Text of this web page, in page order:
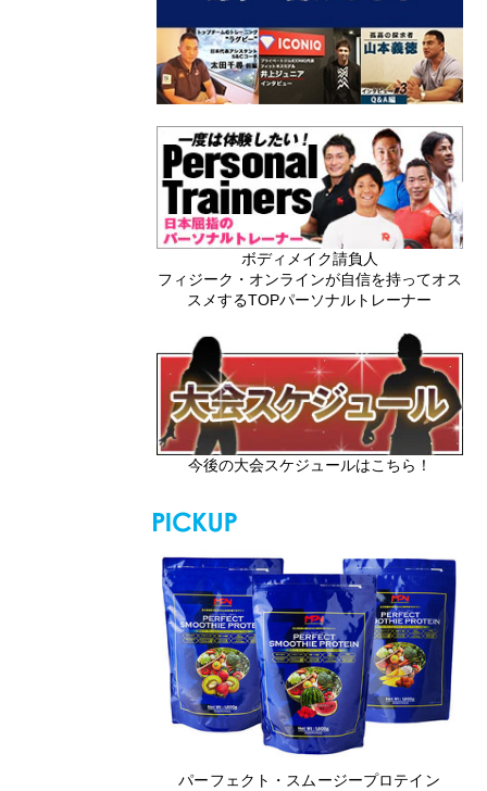
ボディメイク請負人
フィジーク・オンラインが自信を持ってオス
スメするTOPパーソナルトレーナー
今後の大会スケジュールはこちら！
パーフェクト・スムージープロテイン